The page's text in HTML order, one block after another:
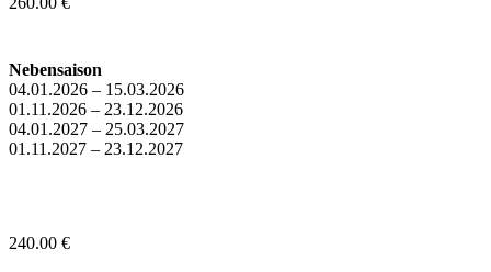
Nebensaison
04.01.2026 – 15.03.2026
01.11.2026 – 23.12.2026
04.01.2027 – 25.03.2027
01.11.2027 – 23.12.2027
240.00 €